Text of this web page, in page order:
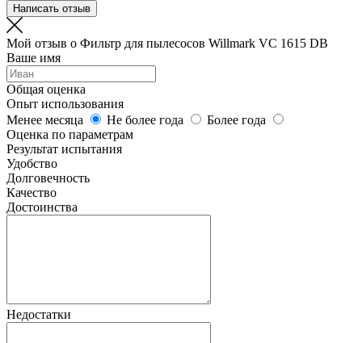
Написать отзыв
Мой отзыв о Фильтр для пылесосов Willmark VC 1615 DB
Ваше имя
Общая оценка
Опыт использования
Менее месяца
Не более года
Более года
Оценка по параметрам
Результат испытания
Удобство
Долговечность
Качество
Достоинства
Недостатки